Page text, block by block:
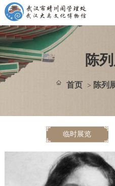
陈
首页 > 陈列
临时展览